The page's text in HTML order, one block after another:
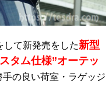
して新発売をした新型
タム仕様”オーテッ
の良い荷室・ラゲッジ